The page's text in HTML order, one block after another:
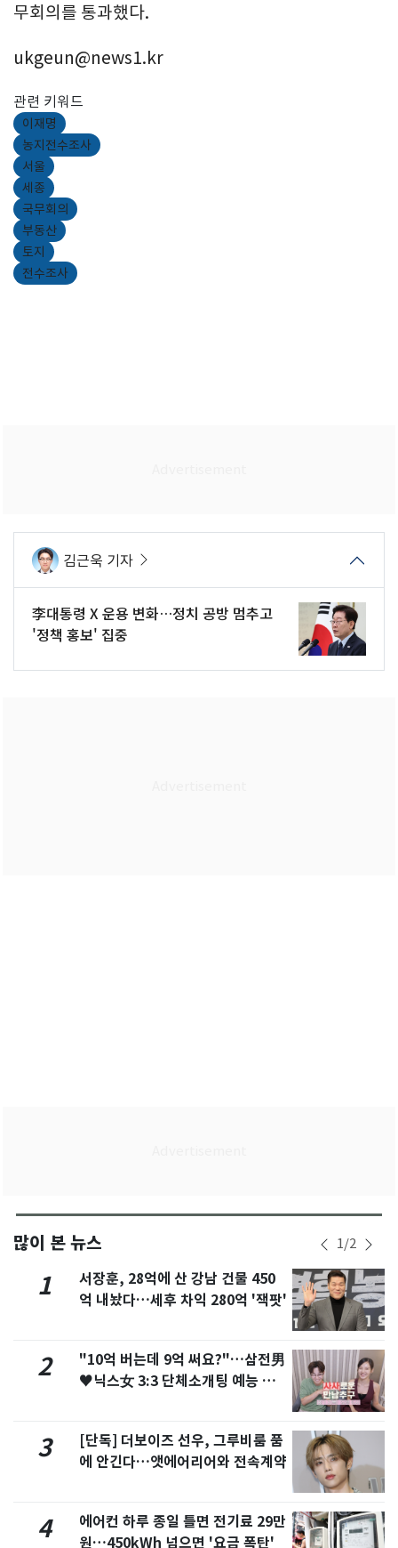
무회의를 통과했다.
ukgeun@news1.kr
관련 키워드
이재명
농지전수조사
서울
세종
국무회의
부동산
토지
전수조사
김근욱 기자
李대통령 X 운용 변화…정치 공방 멈추고
'정책 홍보' 집중
많이 본 뉴스 1/2
1
서장훈, 28억에 산 강남 건물 450
억 내놨다…세후 차익 280억 '잭팟'
2
"10억 버는데 9억 써요?"…삼전男
♥닉스女 3:3 단체소개팅 예능 화
3
[단독] 더보이즈 선우, 그루비룸 품
에 안긴다…앳에어리어와 전속계약
4
에어컨 하루 종일 틀면 전기료 29만
원…450kWh 넘으면 '요금 폭탄'